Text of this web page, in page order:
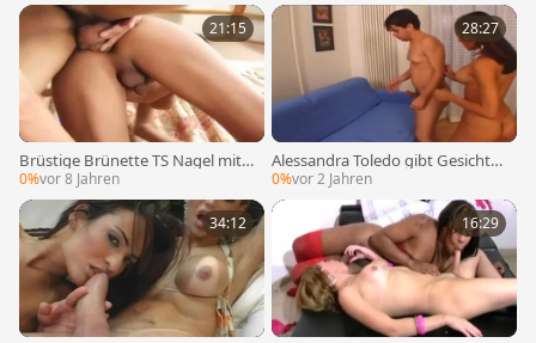
21:15
Brüstige Brünette TS Nagel mit T
een ohne Sattel
0%vor 8 Jahren
28:27
Alessandra Toledo gibt Gesichtsb
ehandlung
0%vor 2 Jahren
34:12 16:29